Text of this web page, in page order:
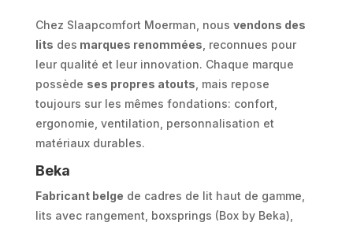
Chez Slaapcomfort Moerman, nous vendons des
lits des marques renommées , reconnues pour
leur qualité et leur innovation. Chaque marque
possède ses propres atouts , mais repose
toujours sur les mêmes fondations: confort,
ergonomie, ventilation, personnalisation et
matériaux durables.
Beka
Fabricant belge de cadres de lit haut de gamme,
lits avec rangement, boxsprings (Box by Beka),